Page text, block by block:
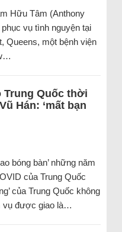
Hữu Tâm (Anthony
vụ tình nguyện tại
Queens, một bệnh viện
Trung Quốc thời
Hán: ‘mất bạn
bóng bàn’ những năm
của Trung Quốc
của Trung Quốc không
vụ được giao là…